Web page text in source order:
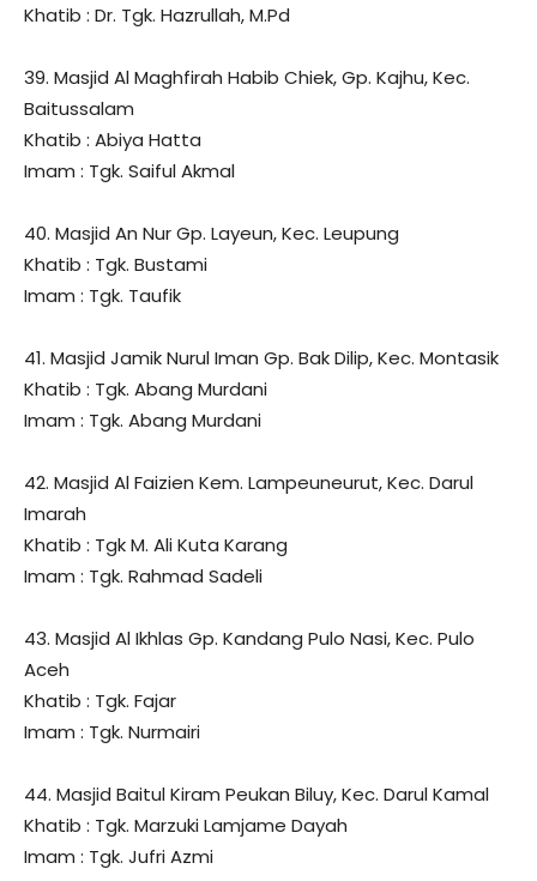
Khatib : Dr. Tgk. Hazrullah, M.Pd
39. Masjid Al Maghfirah Habib Chiek, Gp. Kajhu, Kec.
Baitussalam
Khatib : Abiya Hatta
Imam : Tgk. Saiful Akmal
40. Masjid An Nur Gp. Layeun, Kec. Leupung
Khatib : Tgk. Bustami
Imam : Tgk. Taufik
41. Masjid Jamik Nurul Iman Gp. Bak Dilip, Kec. Montasik
Khatib : Tgk. Abang Murdani
Imam : Tgk. Abang Murdani
42. Masjid Al Faizien Kem. Lampeuneurut, Kec. Darul
Imarah
Khatib : Tgk M. Ali Kuta Karang
Imam : Tgk. Rahmad Sadeli
43. Masjid Al Ikhlas Gp. Kandang Pulo Nasi, Kec. Pulo
Aceh
Khatib : Tgk. Fajar
Imam : Tgk. Nurmairi
44. Masjid Baitul Kiram Peukan Biluy, Kec. Darul Kamal
Khatib : Tgk. Marzuki Lamjame Dayah
Imam : Tgk. Jufri Azmi